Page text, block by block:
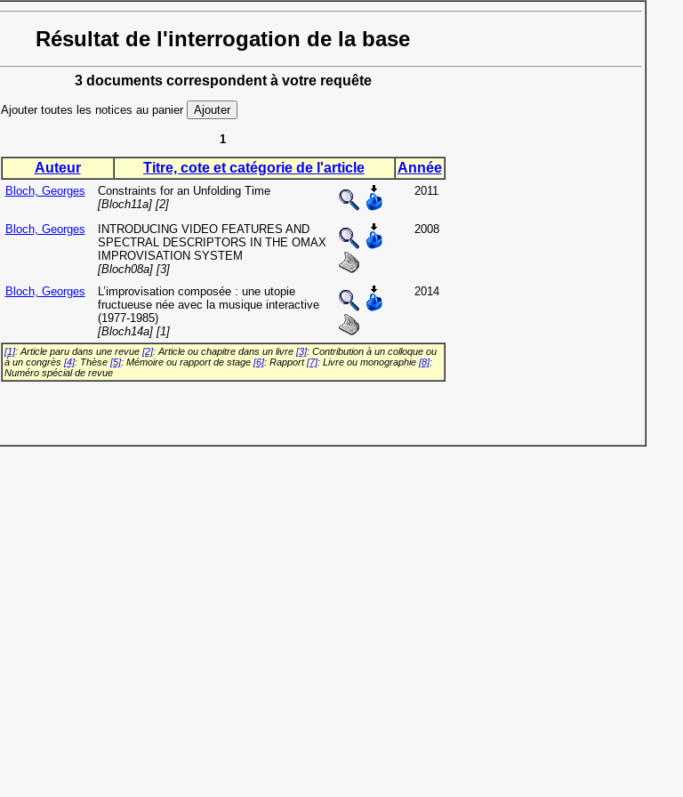
Résultat de l'interrogation de la base
3 documents correspondent à votre requête
Ajouter toutes les notices au panier
1
Auteur Titre, cote et catégorie de l'article Année
Bloch, Georges
Constraints for an Unfolding Time
[Bloch11a] [2]
2011
Bloch, Georges
INTRODUCING VIDEO FEATURES AND
SPECTRAL DESCRIPTORS IN THE OMAX
IMPROVISATION SYSTEM
[Bloch08a] [3]
2008
Bloch, Georges
L’improvisation composée : une utopie
fructueuse née avec la musique interactive
(1977-1985)
[Bloch14a] [1]
2014
[1]: Article paru dans une revue [2]: Article ou chapitre dans un livre [3]: Contribution à un colloque ou
à un congrès [4]: Thèse [5]: Mémoire ou rapport de stage [6]: Rapport[7]: Livre ou monographie [8]:
Numéro spécial de revue